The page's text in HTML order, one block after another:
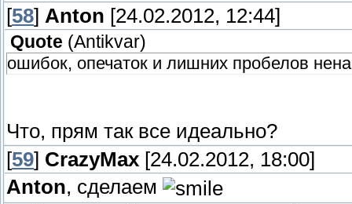
[58] Anton [24.02.2012, 12:44]
Quote (Antikvar)
ошибок, опечаток и лишних пробелов
Что, прям так все идеально?
[59] CrazyMax [24.02.2012, 18:00]
Anton, сделаем